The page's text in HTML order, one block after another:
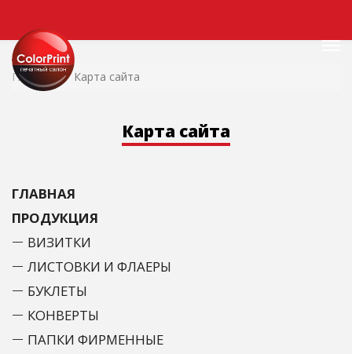
Главная Карта сайта
Карта сайта
ГЛАВНАЯ
ПРОДУКЦИЯ
ВИЗИТКИ
ЛИСТОВКИ И ФЛАЕРЫ
БУКЛЕТЫ
КОНВЕРТЫ
ПАПКИ ФИРМЕННЫЕ